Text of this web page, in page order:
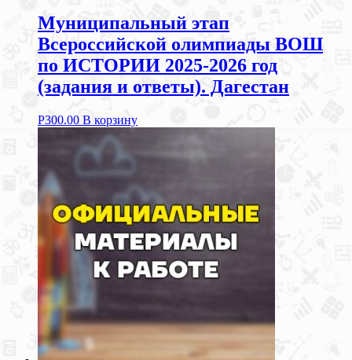
Муниципальный этап
Всероссийской олимпиады ВОШ
по ИСТОРИИ 2025-2026 год
(задания и ответы). Дагестан
Р300.00 В корзину